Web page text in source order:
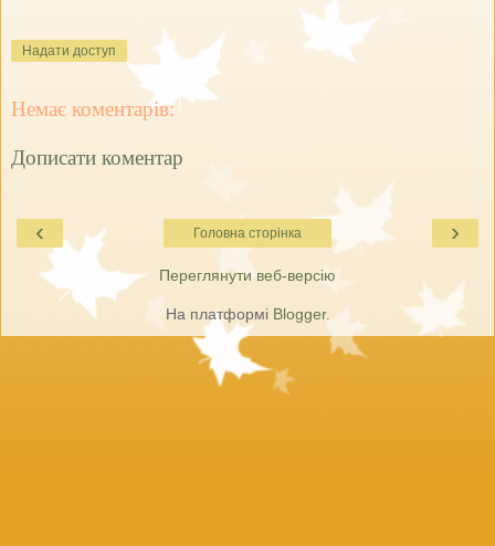
Надати доступ
Немає коментарів:
Дописати коментар
‹ ›
Головна сторінка
Переглянути веб-версію
На платформі Blogger.